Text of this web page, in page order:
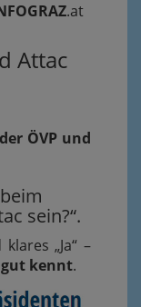
.at
Attac
ÖVP und
sein?“.
„Ja“ –
kennt.